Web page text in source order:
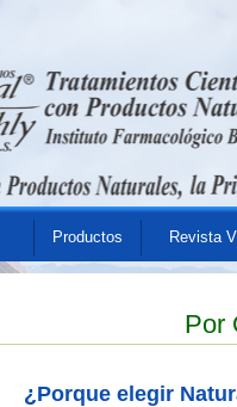
Productos Revista
Por
¿Porque elegir